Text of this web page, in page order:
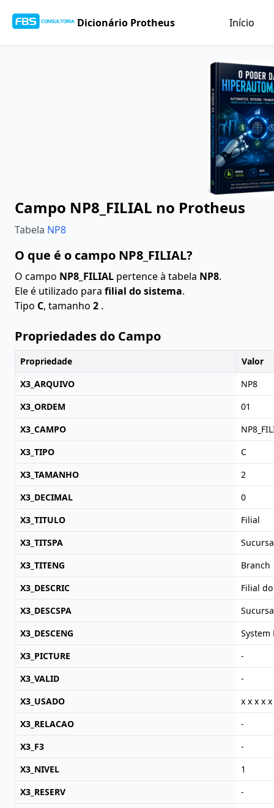
Dicionário Protheus Início
Campo NP8_FILIAL no Protheus
Tabela NP8
O que é o campo NP8_FILIAL?
O campo NP8_FILIAL pertence à tabela NP8.
Ele é utilizado para filial do sistema.
Tipo C, tamanho 2 .
Propriedades do Campo
Propriedade
Valor
X3_ARQUIVO
NP8
X3_ORDEM
01
X3_CAMPO
X3_TIPO
C
X3_TAMANHO
2
X3_DECIMAL
0
X3_TITULO
Filial
X3_TITSPA
X3_TITENG
Branch
X3_DESCRIC
Filial
X3_DESCSPA
X3_DESCENG
System
X3_PICTURE
-
X3_VALID
-
X3_USADO
x x x x
X3_RELACAO
-
X3_F3
-
X3_NIVEL
1
X3_RESERV
-